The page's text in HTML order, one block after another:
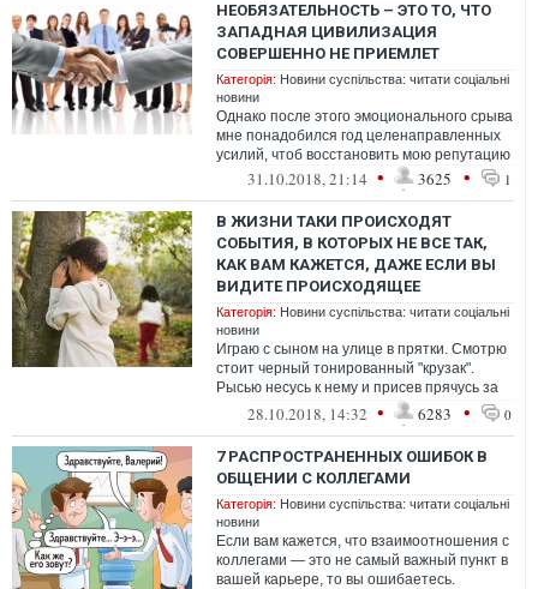
НЕОБЯЗАТЕЛЬНОСТЬ – ЭТО ТО, ЧТО
ЗАПАДНАЯ ЦИВИЛИЗАЦИЯ
СОВЕРШЕННО НЕ ПРИЕМЛЕТ
Категорія: Новини суспільства: читати соціальні
новини
Однако после этого эмоционального срыва
мне понадобился год целенаправленных
усилий, чтоб восстановить мою репутацию
31.10.2018, 21:14 • 3625 • 1
В ЖИЗНИ ТАКИ ПРОИСХОДЯТ
СОБЫТИЯ, В КОТОРЫХ НЕ ВСЕ ТАК,
КАК ВАМ КАЖЕТСЯ, ДАЖЕ ЕСЛИ ВЫ
ВИДИТЕ ПРОИСХОДЯЩЕЕ
Категорія: Новини суспільства: читати соціальні
новини
Играю с сыном на улице в прятки. Смотрю
стоит черный тонированный "крузак".
Рысью несусь к нему и присев прячусь за
ним. Затем приподнимаюсь и пытаюсь...
28.10.2018, 14:32 • 6283 • 0
7 РАСПРОСТРАНЕННЫХ ОШИБОК В
ОБЩЕНИИ С КОЛЛЕГАМИ
Категорія: Новини суспільства: читати соціальні
новини
Если вам кажется, что взаимоотношения с
коллегами — это не самый важный пункт в
вашей карьере, то вы ошибаетесь.